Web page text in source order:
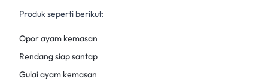
Produk seperti berikut:
Opor ayam kemasan
Rendang siap santap
Gulai ayam kemasan